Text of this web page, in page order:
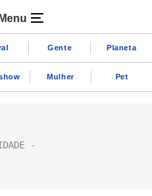
Menu
Gente Planeta
Mulher Pet